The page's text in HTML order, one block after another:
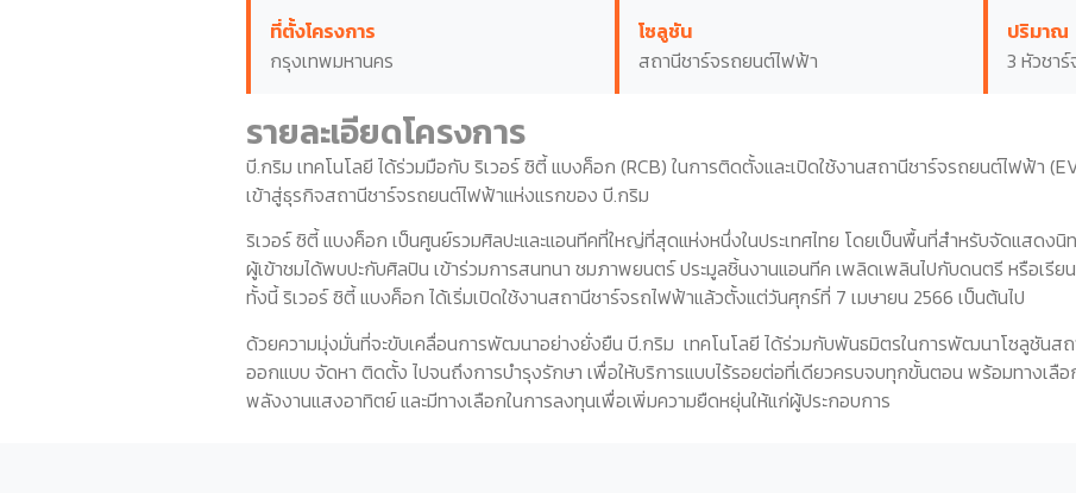
ที่ตั้งโครงการ
กรุงเทพมหานคร
โซลูชัน
สถานีชาร์จรถยนต์ไฟฟ้า
ปริมาณ
3 หัวชาร์
รายละเอียดโครงการ
บี.กริม เทคโนโลยี ได้ร่วมมือกับ ริเวอร์ ซิตี้ แบงค็อก (RCB) ในการติดตั้งและเปิดใช้งานสถานีชาร์จรถยนต์ไฟฟ้า
เข้าสู่ธุรกิจสถานีชาร์จรถยนต์ไฟฟ้าแห่งแรกของ บี.กริม
ริเวอร์ ซิตี้ แบงค็อก เป็นศูนย์รวมศิลปะและแอนทีคที่ใหญ่ที่สุดแห่งหนึ่งในประเทศไทย โดยเป็นพื้นที่สำหรับจัดแสดงนิ
ผู้เข้าชมได้พบปะกับศิลปิน เข้าร่วมการสนทนา ชมภาพยนตร์ ประมูลชิ้นงานแอนทีค เพลิดเพลินไปกับดนตรี หรือเรี
ทั้งนี้ ริเวอร์ ซิตี้ แบงค็อก ได้เริ่มเปิดใช้งานสถานีชาร์จรถไฟฟ้าแล้วตั้งแต่วันศุกร์ที่ 7 เมษายน 2566 เป็นต้นไป
ด้วยความมุ่งมั่นที่จะขับเคลื่อนการพัฒนาอย่างยั่งยืน บี.กริม เทคโนโลยี ได้ร่วมกับพันธมิตรในการพัฒนาโซลูชันส
ออกแบบ จัดหา ติดตั้ง ไปจนถึงการบำรุงรักษา เพื่อให้บริการแบบไร้รอยต่อที่เดียวครบจบทุกขั้นตอน พร้อมทางเลือ
พลังงานแสงอาทิตย์ และมีทางเลือกในการลงทุนเพื่อเพิ่มความยืดหยุ่นให้แก่ผู้ประกอบการ